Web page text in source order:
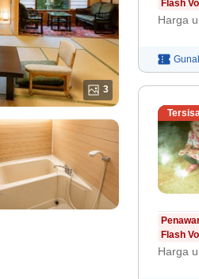
3
Flash
Harga
Tersisa
Flash
Harga